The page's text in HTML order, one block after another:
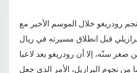
رودريغو خلال الموسم الأخير مع
قبل انطلاق مسيرته في ريال
سنّه، إلا أن رودريغو يعد لاعبا
من نجوم البرازيل، الأمر الذي جعل